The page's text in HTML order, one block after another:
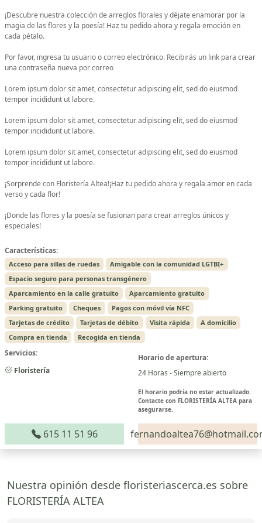
¡Descubre nuestra colección de arreglos florales y déjate enamorar por la
magia de las flores y la poesía! Haz tu pedido ahora y regala emoción en
cada pétalo.
Por favor, ingresa tu usuario o correo electrónico. Recibirás un link para crear
una contraseña nueva por correo
Lorem ipsum dolor sit amet, consectetur adipiscing elit, sed do eiusmod
tempor incididunt ut labore.
Lorem ipsum dolor sit amet, consectetur adipiscing elit, sed do eiusmod
tempor incididunt ut labore.
Lorem ipsum dolor sit amet, consectetur adipiscing elit, sed do eiusmod
tempor incididunt ut labore.
¡Sorprende con Floristería Altea!¡Haz tu pedido ahora y regala amor en cada
verso y cada flor!
¡Donde las flores y la poesía se fusionan para crear arreglos únicos y
especiales!
Características:
Acceso para sillas de ruedas
Amigable con la comunidad LGTBI+
Espacio seguro para personas transgénero
Aparcamiento en la calle gratuito
Aparcamiento gratuito
Parking gratuito
Cheques
Pagos con móvil vía NFC
Tarjetas de crédito
Tarjetas de débito Visita rápida
A domicilio
Compra en tienda
Recogida en tienda
Servicios:
Floristería
Horario de apertura:
24 Horas - Siempre abierto
El horario podría no estar actualizado.
Contacte con FLORISTERÍA ALTEA para
asegurarse.
615 11 51 96
Nuestra opinión desde floristeriascerca.es sobre
FLORISTERÍA ALTEA